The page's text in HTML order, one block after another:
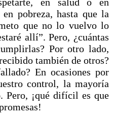
pobreza, hasta que la
que no lo vuelvo lo
allí”. Pero, ¿cuántas
Por otro lado,
también de otros?
En ocasiones por
control, la mayoría
Pero, ¡qué difícil es que